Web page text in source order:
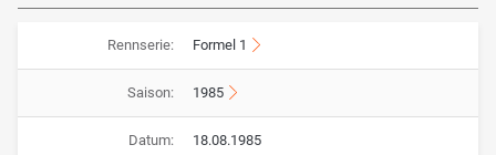
Rennserie: Formel 1
Saison: 1985
Datum: 18.08.1985